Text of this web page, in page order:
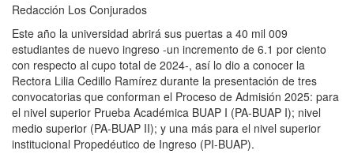
Redacción Los Conjurados
Este año la universidad abrirá sus puertas a 40 mil 009
estudiantes de nuevo ingreso -un incremento de 6.1 por ciento
con respecto al cupo total de 2024-, así lo dio a conocer la
Rectora Lilia Cedillo Ramírez durante la presentación de tres
convocatorias que conforman el Proceso de Admisión 2025: para
el nivel superior Prueba Académica BUAP I (PA-BUAP I); nivel
medio superior (PA-BUAP II); y una más para el nivel superior
institucional Propedéutico de Ingreso (PI-BUAP).